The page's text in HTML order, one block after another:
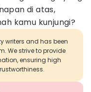
di atas,
kamu kunjungi?
writers and has been
We strive to provide
ensuring high